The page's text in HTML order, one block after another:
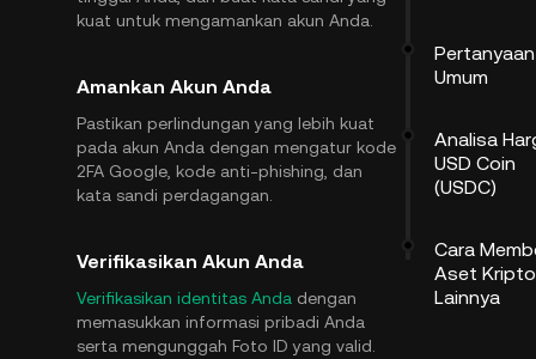
kuat untuk mengamankan akun Anda.
Amankan Akun Anda
Pastikan perlindungan yang lebih kuat
pada akun Anda dengan mengatur kode
2FA Google, kode anti-phishing, dan
kata sandi perdagangan.
Verifikasikan Akun Anda
Verifikasikan identitas Anda dengan
memasukkan informasi pribadi Anda
serta mengunggah Foto ID yang valid.
Pertanyaan
Umum
Analisa
USD Coin
(USDC)
Cara
Aset Kripto
Lainnya